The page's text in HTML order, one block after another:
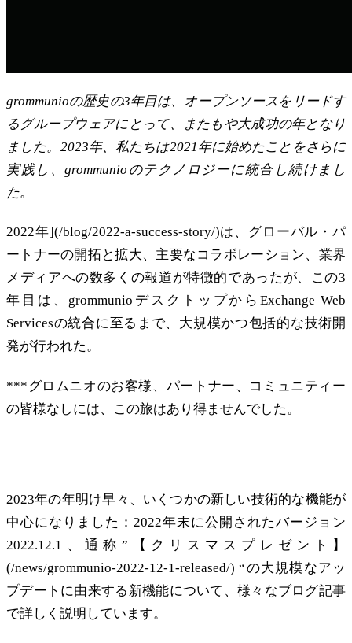
grommunioの歴史の3年目は、オープンソースをリードす
るグループウェアにとって、またもや大成功の年となり
ました。2023年、私たちは2021年に始めたことをさらに
実践し、grommunioのテクノロジーに統合し続けまし
た。
2022年](/blog/2022-a-success-story/)は、グローバル・パ
ートナーの開拓と拡大、主要なコラボレーション、業界
メディアへの数多くの報道が特徴的であったが、この3
年目は、grommunioデスクトップからExchange Web
Servicesの統合に至るまで、大規模かつ包括的な技術開
発が行われた。
***グロムニオのお客様、パートナー、コミュニティー
の皆様なしには、この旅はあり得ませんでした。
2023年の年明け早々、いくつかの新しい技術的な機能が
中心になりました：2022年末に公開されたバージョン
2022.12.1、通称”【クリスマスプレゼント】
(/news/grommunio-2022-12-1-released/) “の大規模なアッ
プデートに由来する新機能について、様々なブログ記事
で詳しく説明しています。